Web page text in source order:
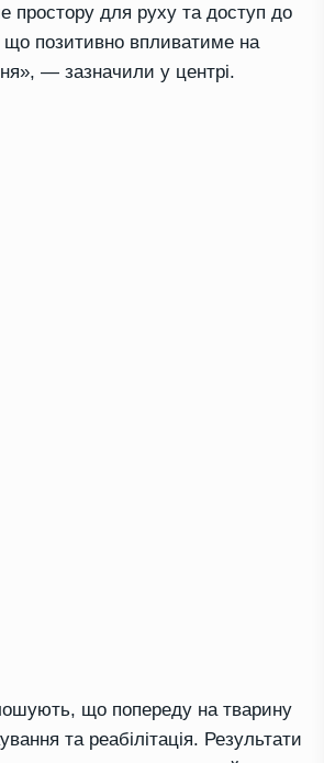
простору для руху та доступ до
що позитивно впливатиме на
— зазначили у центрі.
що попереду на тварину
та реабілітація. Результати